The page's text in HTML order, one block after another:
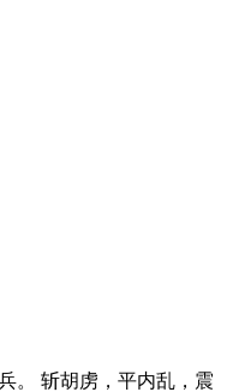
。 斩胡虏，平内乱，震